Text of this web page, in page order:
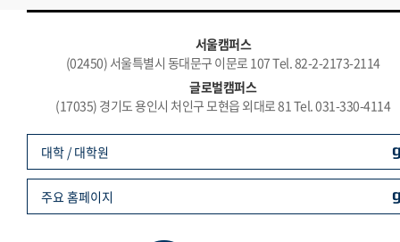
서울캠퍼스
(02450) 서울특별시 동대문구 이문로 107 Tel. 82-2-2173-2114
글로벌캠퍼스
(17035) 경기도 용인시 처인구 모현읍 외대로 81 Tel. 031-330-4114
대학 / 대학원
주요 홈페이지